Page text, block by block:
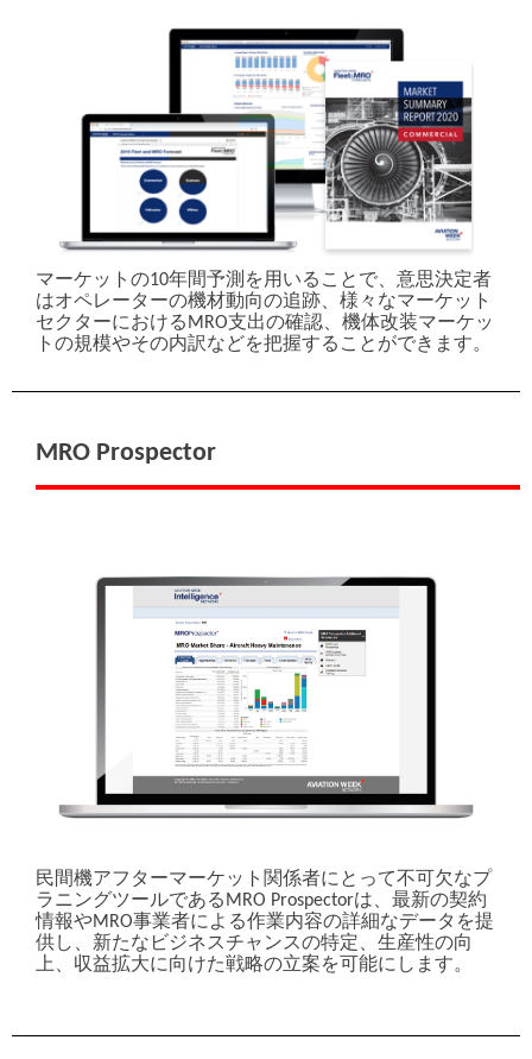
Aviation Week Intelligence Network (AWIN) Membership
Fleet Discovery
Fleet Discovery Military
Fleet and MRO Forecasts
MRO Prospector
Bespoke Fleet & Data Services
Tracked Aircraft Utilization
Advanced Air Mobility Report
さらに詳しい情報を受け取りたいですか、それとも担当者
からの連絡を希望しますか?
I’d like to be contacted
By clicking above, I acknowledge and agree to Informa’s
brands, affiliates and/or third-party partners, consistent with Informa’sPrivacy Policy.
マーケットの10年間予測を用いることで、意思決定者
はオペレーターの機材動向の追跡、様々なマーケット
セクターにおけるMRO支出の確認、機体改装マーケッ
トの規模やその内訳などを把握することができます。
MRO Prospector
民間機アフターマーケット関係者にとって不可欠なプ
ラニングツールであるMRO Prospectorは、最新の契約
情報やMRO事業者による作業内容の詳細なデータを提
供し、新たなビジネスチャンスの特定、生産性の向
上、収益拡大に向けた戦略の立案を可能にします。